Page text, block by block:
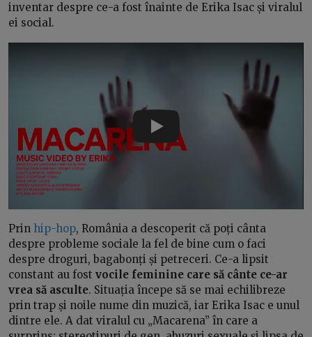
inventar despre ce-a fost înainte de Erika Isac și viralul
ei social.
Play
Prin hip-hop, România a descoperit că poți cânta
despre probleme sociale la fel de bine cum o faci
despre droguri, bagabonți și petreceri. Ce-a lipsit
constant au fost vocile feminine care să cânte ce-ar
vrea să asculte. Situația începe să se mai echilibreze
prin trap și noile nume din muzică, iar Erika Isac e unul
dintre ele. A dat viralul cu „Macarena” în care a